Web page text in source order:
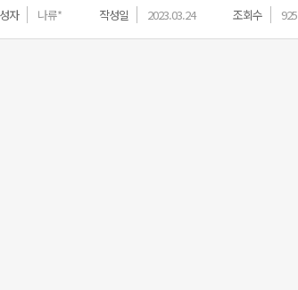
자 나류* 작성일 2023.03.24 조회수 925